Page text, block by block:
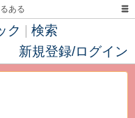
ある
ク
検索
新規登録/ログイン